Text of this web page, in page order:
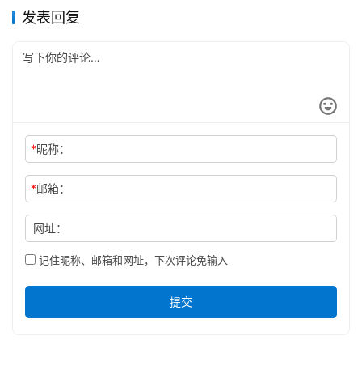
发表回复
*昵称：
*邮箱：
网址：
记住昵称、邮箱和网址，下次评论免输入
提交